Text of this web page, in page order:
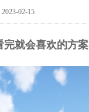
02-15
完就会喜欢的方案